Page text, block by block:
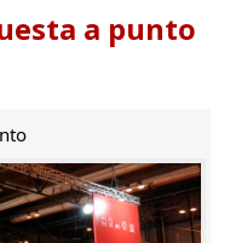
a punto